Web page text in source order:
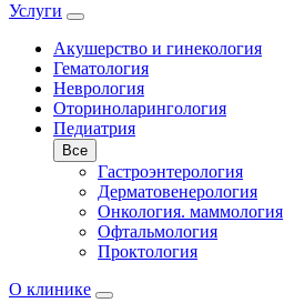
Услуги
Акушерство и гинекология
Гематология
Неврология
Оториноларингология
Педиатрия
Все
Гастроэнтерология
Дерматовенерология
Онкология. маммология
Офтальмология
Проктология
О клинике